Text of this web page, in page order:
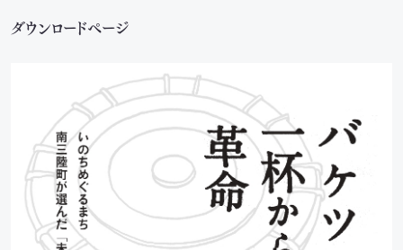
ダウンロードページ